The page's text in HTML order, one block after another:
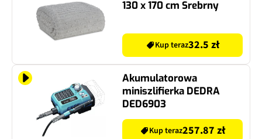
130 x 170 cm Srebrny
Kup teraz32.5 zł
Akumulatorowa
miniszlifierka DEDRA
DED6903
Kup teraz257.87 zł